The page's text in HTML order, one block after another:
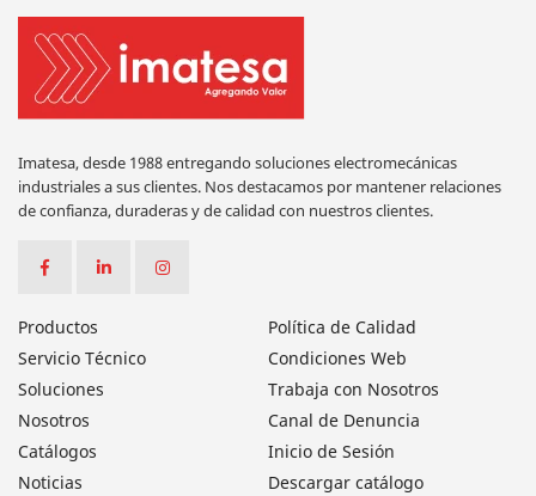
Imatesa, desde 1988 entregando soluciones electromecánicas
industriales a sus clientes. Nos destacamos por mantener relaciones
de confianza, duraderas y de calidad con nuestros clientes.
Productos
Servicio Técnico
Soluciones
Nosotros
Catálogos
Noticias
Política de Calidad
Condiciones Web
Trabaja con Nosotros
Canal de Denuncia
Inicio de Sesión
Descargar catálogo